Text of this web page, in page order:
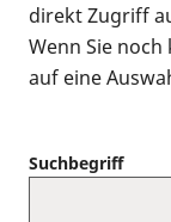
direkt Zugriff
Wenn Sie noch
auf eine
Suchbegriff